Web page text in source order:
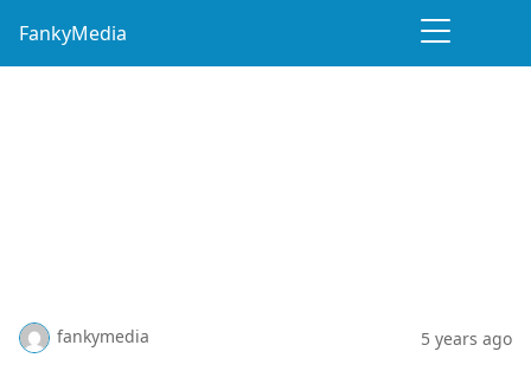
FankyMedia
fankymedia 5 years ago